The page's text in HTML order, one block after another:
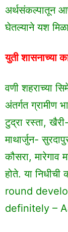
अर्थसंकल्पातून
घेतल्याने यश
युती शासनाच्या
वणी शहराच्या
अंतर्गत ग्रामीण
टुद्रा रस्ता,
माथार्जुन-
कौसरा, मारेगाव
होते. या
round
definitely –